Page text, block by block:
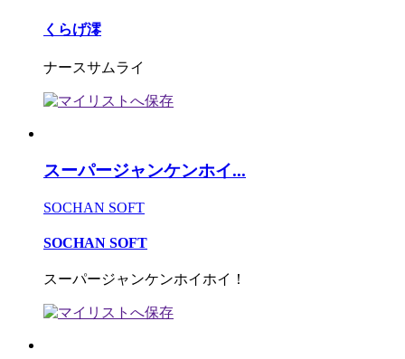
くらげ澪
ナースサムライ
スーパージャンケンホイ...
SOCHAN SOFT
SOCHAN SOFT
スーパージャンケンホイホイ！